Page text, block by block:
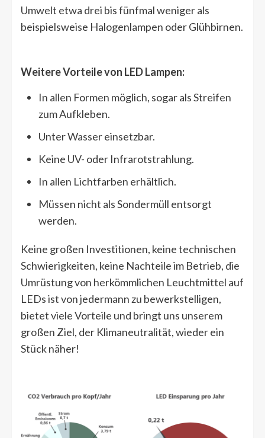
Umwelt etwa drei bis fünfmal weniger als
beispielsweise Halogenlampen oder Glühbirnen.
Weitere Vorteile von LED Lampen:
In allen Formen möglich, sogar als Streifen
zum Aufkleben.
Unter Wasser einsetzbar.
Keine UV- oder Infrarotstrahlung.
In allen Lichtfarben erhältlich.
Müssen nicht als Sondermüll entsorgt
werden.
Keine großen Investitionen, keine technischen
Schwierigkeiten, keine Nachteile im Betrieb, die
Umrüstung von herkömmlichen Leuchtmittel auf
LEDs ist von jedermann zu bewerkstelligen,
bietet viele Vorteile und bringt uns unserem
großen Ziel, der Klimaneutralität, wieder ein
Stück näher!